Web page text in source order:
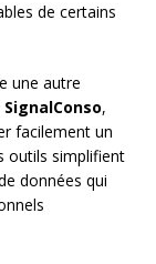
de certains
une autre
SignalConso,
facilement un
outils simplifient
données qui